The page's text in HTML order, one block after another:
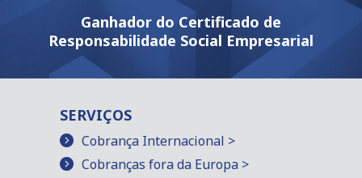
Ganhador do Certificado de
Responsabilidade Social Empresarial
SERVIÇOS
Cobrança Internacional >
Cobranças fora da Europa >